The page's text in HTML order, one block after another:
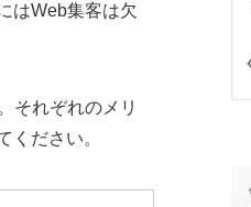
はWeb集客は欠
それぞれのメリ
ください。